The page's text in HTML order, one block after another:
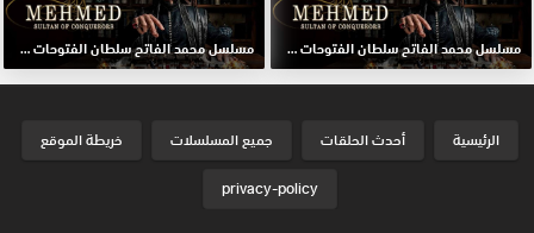
مسلسل محمد الفاتح سلطان الفتوحات مترجم الحلقة 2 HD مسلسل محمد الفاتح سلطان الفتوحات مترجم الحلقة الاولي 1 HD
الرئيسية أحدث الحلقات جميع المسلسلات
خريطة الموقع
privacy-policy